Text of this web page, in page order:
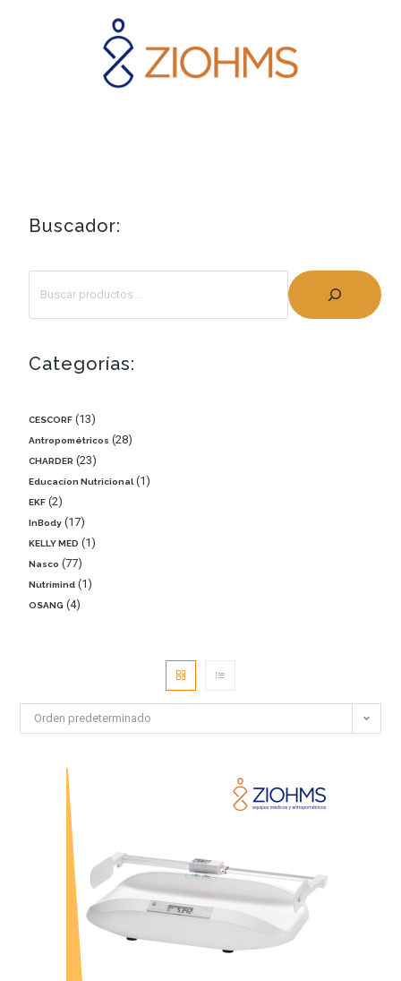
Buscador:
Categorías:
CESCORF 13
Antropométricos 28
CHARDER 23
Educacion Nutricional 1
EKF 2
InBody 17
KELLY MED 1
Nasco 77
Nutrimind 1
OSANG 4
Orden predeterminado